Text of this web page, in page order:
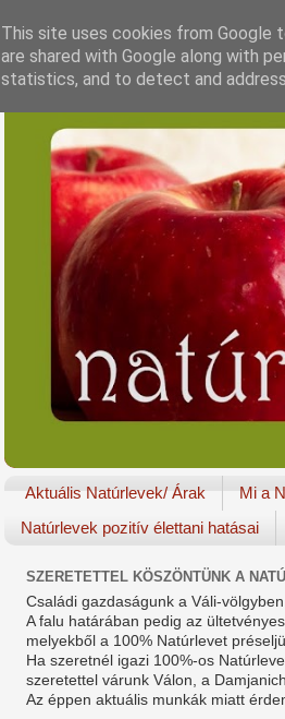
Aktuális Natúrlevek/ Árak Mi a
Natúrlevek pozitív élettani hatásai
SZERETETTEL KÖSZÖNTÜNK A
Családi gazdaságunk a Váli-
A falu határában pedig az
melyekből a 100% Natúrlevet
Ha szeretnél igazi 100%-os
szeretettel várunk Válon, a
Az éppen aktuális munkák miatt
This site uses cookies from Google
are shared with Google along with
statistics, and to detect and